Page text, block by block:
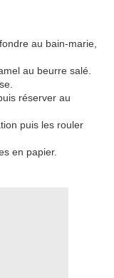
au bain-marie,
au beurre salé.
réserver au
puis les rouler
en papier.